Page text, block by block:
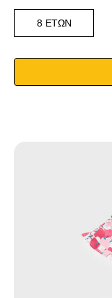
8 ΕΤΏΝ